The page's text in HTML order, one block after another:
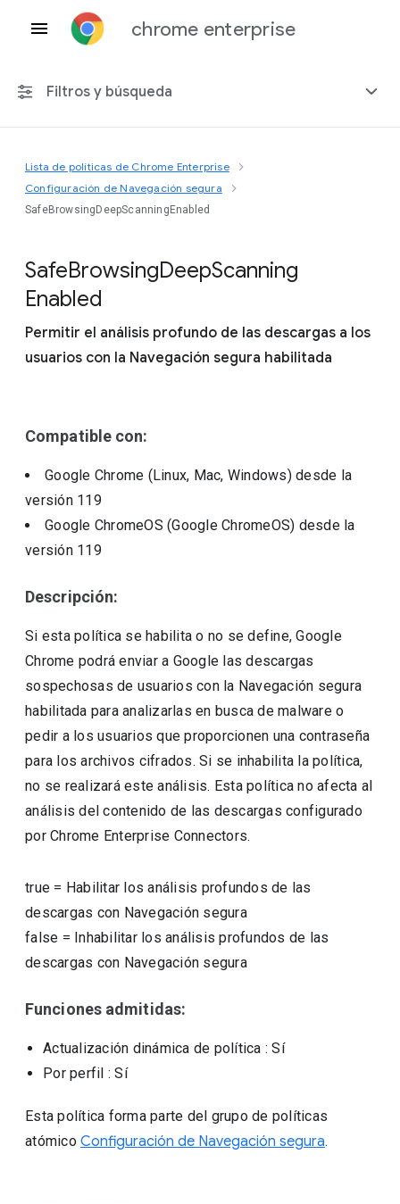
chrome enterprise
Filtros y búsqueda
Cualquier plataforma
Chrome 151
Lista de políticas de Chrome Enterprise
Configuración de Navegación segura
SafeBrowsingDeepScanningEnabled
SafeBrowsingDeepScanning
Enabled
Permitir el análisis profundo de las descargas a los
usuarios con la Navegación segura habilitada
Compatible con:
Google Chrome (Linux, Mac, Windows)desde la
versión 119
Google ChromeOS (Google ChromeOS) desde la
versión 119
Descripción:
Si esta política se habilita o no se define, Google
Chrome podrá enviar a Google las descargas
sospechosas de usuarios con la Navegación segura
habilitada para analizarlas en busca de malware o
pedir a los usuarios que proporcionen una contraseña
para los archivos cifrados. Si se inhabilita la política,
no se realizará este análisis. Esta política no afecta al
análisis del contenido de las descargas configurado
por Chrome Enterprise Connectors.
true = Habilitar los análisis profundos de las
descargas con Navegación segura
false = Inhabilitar los análisis profundos de las
descargas con Navegación segura
Funciones admitidas:
Actualización dinámica de política : Sí
Por perfil : Sí
Esta política forma parte del grupo de políticas
atómicoConfiguración de Navegación segura.